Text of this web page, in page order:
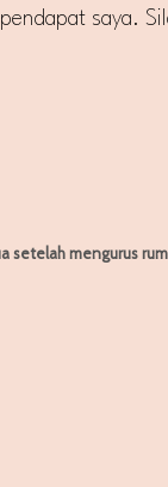
saya.
mengurus